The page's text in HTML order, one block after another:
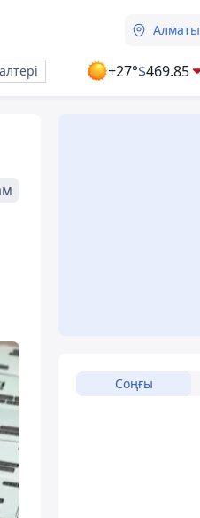
Алматы
+27°$469.85
Соңғы